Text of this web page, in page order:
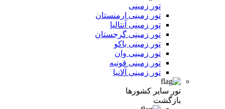
تور زمینی
تور زمینی ارمنستان
تور زمینی آنتالیا
تور زمینی گرجستان
تور زمینی باکو
تور زمینی وان
تور زمینی قونیه
تور زمینی آلانیا
تور سایر کشورها
بازگشت